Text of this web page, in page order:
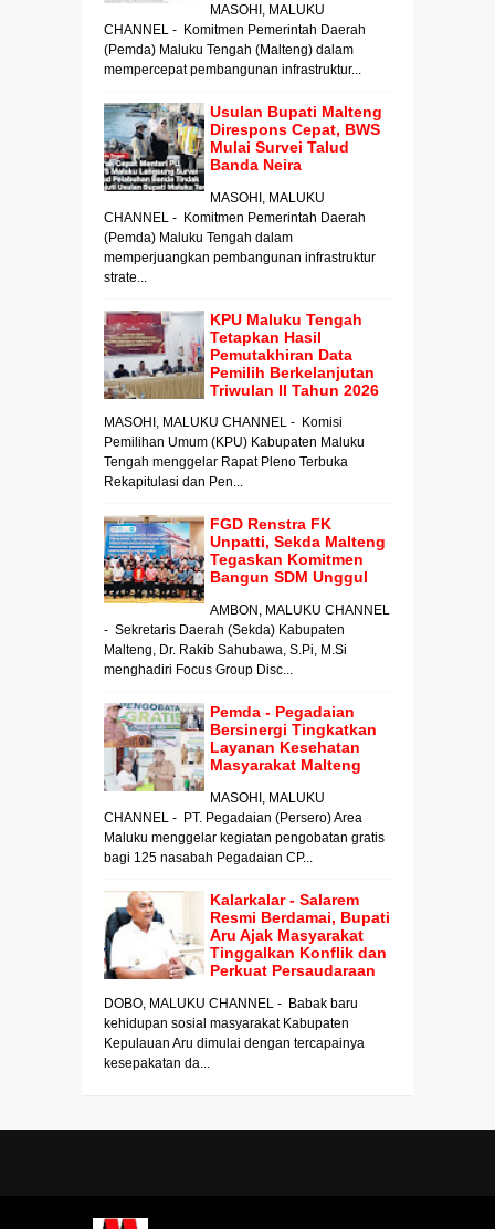
MASOHI, MALUKU
CHANNEL - Komitmen Pemerintah Daerah
(Pemda) Maluku Tengah (Malteng) dalam
mempercepat pembangunan infrastruktur...
Usulan Bupati Malteng
Direspons Cepat, BWS
Mulai Survei Talud
Banda Neira
MASOHI, MALUKU
CHANNEL - Komitmen Pemerintah Daerah
(Pemda) Maluku Tengah dalam
memperjuangkan pembangunan infrastruktur
strate...
KPU Maluku Tengah
Tetapkan Hasil
Pemutakhiran Data
Pemilih Berkelanjutan
Triwulan II Tahun 2026
MASOHI, MALUKU CHANNEL - Komisi
Pemilihan Umum (KPU) Kabupaten Maluku
Tengah menggelar Rapat Pleno Terbuka
Rekapitulasi dan Pen...
FGD Renstra FK
Unpatti, Sekda Malteng
Tegaskan Komitmen
Bangun SDM Unggul
AMBON, MALUKU CHANNEL
- Sekretaris Daerah (Sekda) Kabupaten
Malteng, Dr. Rakib Sahubawa, S.Pi, M.Si
menghadiri Focus Group Disc...
Pemda - Pegadaian
Bersinergi Tingkatkan
Layanan Kesehatan
Masyarakat Malteng
MASOHI, MALUKU
CHANNEL - PT. Pegadaian (Persero) Area
Maluku menggelar kegiatan pengobatan gratis
bagi 125 nasabah Pegadaian CP...
Kalarkalar - Salarem
Resmi Berdamai, Bupati
Aru Ajak Masyarakat
Tinggalkan Konflik dan
Perkuat Persaudaraan
DOBO, MALUKU CHANNEL - Babak baru
kehidupan sosial masyarakat Kabupaten
Kepulauan Aru dimulai dengan tercapainya
kesepakatan da...